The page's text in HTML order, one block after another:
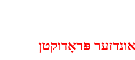
פּראָדוקטן